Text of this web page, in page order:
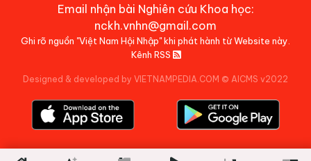
Email nhận bài Nghiên cứu Khoa học:
nckh.vnhn@gmail.com
Ghi rõ nguồn "Việt Nam Hội Nhập" khi phát hành từ Website này.
Kênh RSS
Designed & developed by VIETNAMPEDIA.COM © AICMS v2022